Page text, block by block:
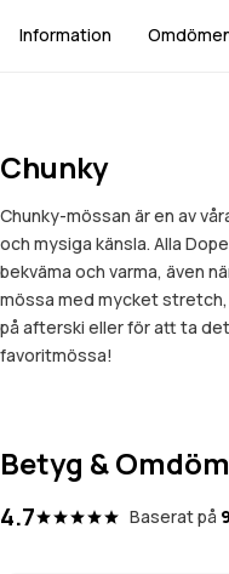
Information
Chunky
Chunky-mössan är en av
och mysiga känsla. Alla
bekväma och varma, även
mössa med mycket stretch,
på afterski eller för att ta
favoritmössa!
Betyg &
4.7 Baserat på